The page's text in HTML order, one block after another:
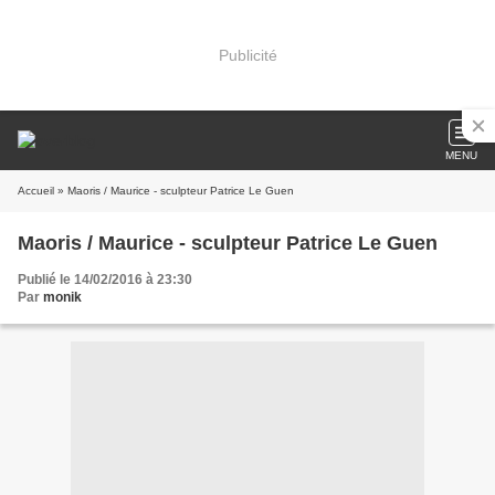
Publicité
MENU
Accueil » Maoris / Maurice - sculpteur Patrice Le Guen
Maoris / Maurice - sculpteur Patrice Le Guen
Publié le 14/02/2016 à 23:30
Par monik